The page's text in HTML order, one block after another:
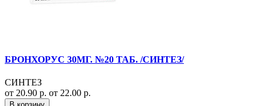
БРОНХОРУС 30МГ. №20 ТАБ. /СИНТЕЗ/
СИНТЕЗ
от 20.90 р. от 22.00 р.